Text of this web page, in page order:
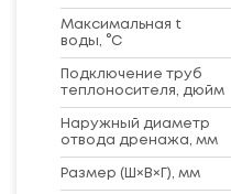
Максимальная t
воды, °C
Подключение труб
теплоносителя, дюйм
Наружный диаметр
отвода дренажа, мм
Размер (Ш×В×Г), мм